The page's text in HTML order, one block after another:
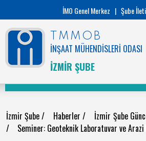
İMO Genel Merkez | Şube
TMMOB
İNŞAAT MÜHENDİSLERİ ODASI
İZMİR ŞUBE
İzmir Şube/ Haberler/ İzmir Şube
/ Seminer: Geoteknik Laboratuvar ve